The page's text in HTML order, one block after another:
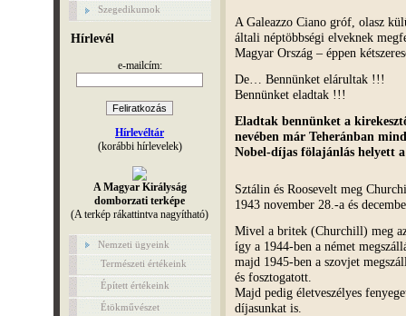
Szegedikumok
Hírlevél
e-mailcím:
Hírlevéltár
(korábbi hírlevelek)
A Magyar Királyság
domborzati terképe
(A terkép rákattintva nagyítható)
Nemzeti ügyeink
Természeti értékeink
Épített értékeink
Étökművészet
A Galeazzo Ciano gróf, olasz
általi néptöbbségi elveknek
Magyar Ország – éppen
De… Bennünket elárultak !!!
Bennünket eladtak !!!
Eladtak bennünket a
nevében már Teheránban
Nobel-díjas fölajánlás helyett
Sztálin és Roosevelt meg
1943 november 28.-a és
Mivel a britek (Churchill) meg
így a 1944-ben a német
majd 1945-ben a szovjet
és fosztogatott.
Majd pedig életveszélyes
díjasunkat is.